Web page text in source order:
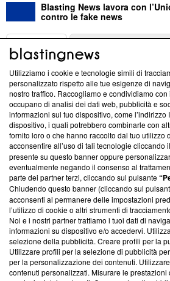
Blasting News lavora con
contro le fake news
ABOUT
Questa sezione offre informazioni
News, sui nostri processi editoriali e su
creare news di qualità. Inoltre, afferma
‘Trust Project - News with Integrity’
ancora membro del programma, ma
parte; Trust Project non ha ancora
conformità agli standard.
Su di noi
Team editoriale
Corporate
Redazione
Informativa Privacy
Utilizziamo i cookie e tecnologie simili di
personalizzato rispetto alle tue esigenze di
nostro traffico. Raccogliamo e condividiamo con
occupano di analisi dei dati web, pubblicità e
informazioni sul tuo dispositivo, come l’indirizzo
dispositivo, i quali potrebbero combinarle con
fornito loro o che hanno raccolto dal tuo utilizzo
acconsentire all’uso di tali tecnologie cliccando
presente su questo banner oppure
eventualmente negando il consenso al
parte dei partner terzi, cliccando sul pulsante
Chiudendo questo banner (cliccando sul
acconsenti al permanere delle impostazioni
l’utilizzo di cookie o altri strumenti di
Noi e i nostri partner trattiamo i tuoi dati di
informazioni su dispositivo e/o accedervi.
selezione della pubblicità. Creare profili per la
Utilizzare profili per la selezione di pubblicità
per la personalizzazione dei contenuti.
contenuti personalizzati. Misurare le